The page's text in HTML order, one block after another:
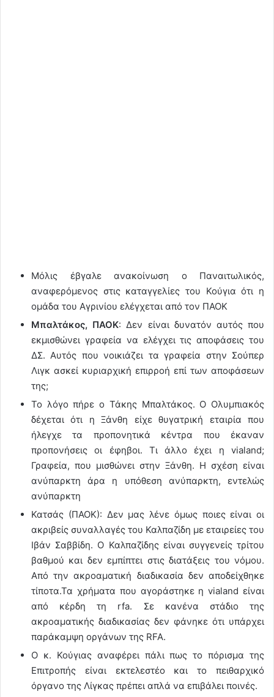
Μόλις έβγαλε ανακοίνωση ο Παναιτωλικός,
αναφερόμενος στις καταγγελίες του Κούγια ότι η
ομάδα του Αγρινίου ελέγχεται από τον ΠΑΟΚ
Μπαλτάκος, ΠΑΟΚ: Δεν είναι δυνατόν αυτός που
εκμισθώνει γραφεία να ελέγχει τις αποφάσεις του
ΔΣ. Αυτός που νοικιάζει τα γραφεία στην Σούπερ
Λιγκ ασκεί κυριαρχική επιρροή επί των αποφάσεων
της;
Το λόγο πήρε ο Τάκης Μπαλτάκος. Ο Ολυμπιακός
δέχεται ότι η Ξάνθη είχε θυγατρική εταιρία που
ήλεγχε τα προπονητικά κέντρα που έκαναν
προπονήσεις οι έφηβοι. Τι άλλο έχει η vialand;
Γραφεία, που μισθώνει στην Ξάνθη. Η σχέση είναι
ανύπαρκτη άρα η υπόθεση ανύπαρκτη, εντελώς
ανύπαρκτη
Κατσάς (ΠΑΟΚ): Δεν μας λένε όμως ποιες είναι οι
ακριβείς συναλλαγές του Καλπαζίδη με εταιρείες του
Ιβάν Σαββίδη. Ο Καλπαζίδης είναι συγγενείς τρίτου
βαθμού και δεν εμπίπτει στις διατάξεις του νόμου.
Από την ακροαματική διαδικασία δεν αποδείχθηκε
τίποτα.Τα χρήματα που αγοράστηκε η vialand είναι
από κέρδη τη rfa. Σε κανένα στάδιο της
ακροαματικής διαδικασίας δεν φάνηκε ότι υπάρχει
παράκαμψη οργάνων της RFA.
Ο κ. Κούγιας αναφέρει πάλι πως το πόρισμα της
Επιτροπής είναι εκτελεστέο και το πειθαρχικό
όργανο της Λίγκας πρέπει απλά να επιβάλει ποινές.